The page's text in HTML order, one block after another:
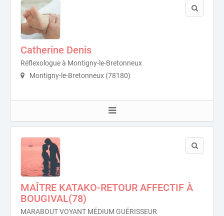
Catherine Denis
Réflexologue à Montigny-le-Bretonneux
Montigny-le-Bretonneux (78180)
MAÎTRE KATAKO-RETOUR AFFECTIF À
BOUGIVAL(78)
MARABOUT VOYANT MÉDIUM GUÉRISSEUR